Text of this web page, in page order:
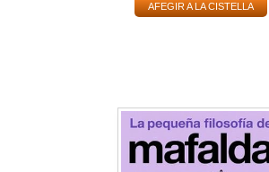
AFEGIR A LA CISTELLA